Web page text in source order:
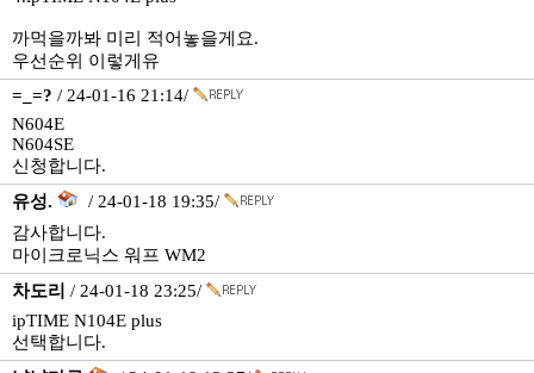
까먹을까봐 미리 적어놓을게요.
우선순위 이렇게유
=_=? / 24-01-16 21:14/
N604E
N604SE
신청합니다.
유성.
/ 24-01-18 19:35/
감사합니다.
마이크로닉스 워프 WM2
차도리 / 24-01-18 23:25/
ipTIME N104E plus
선택합니다.